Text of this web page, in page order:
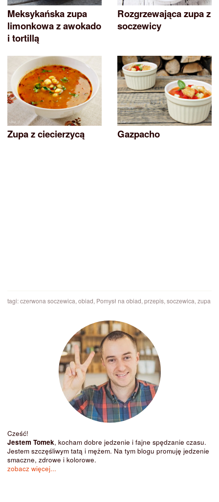
Meksykańska zupa
limonkowa z awokado
i tortillą
Rozgrzewająca zupa z
soczewicy
Zupa z ciecierzycą Gazpacho
tagi:czerwona soczewica, obiad, Pomysł na obiad, przepis, soczewica, zupa
Cześć!
Jestem Tomek, kocham dobre jedzenie i fajne spędzanie czasu.
Jestem szczęśliwym tatą i mężem. Na tym blogu promuję jedzenie
smaczne, zdrowe i kolorowe.
zobacz więcej...